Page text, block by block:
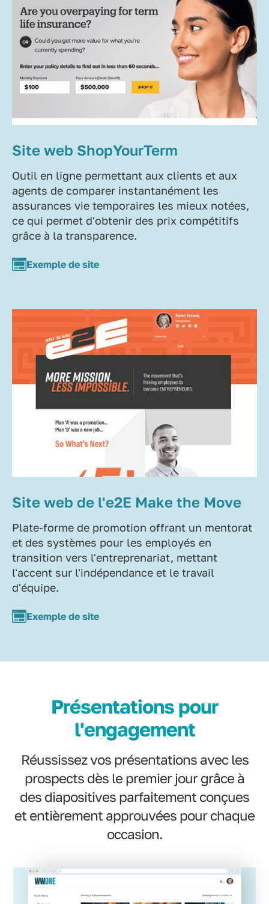
Site web ShopYourTerm
Outil en ligne permettant aux clients et aux
agents de comparer instantanément les
assurances vie temporaires les mieux notées,
ce qui permet d'obtenir des prix compétitifs
grâce à la transparence.
Exemple de site
Site web de l'e2E Make the Move
Plate-forme de promotion offrant un mentorat
et des systèmes pour les employés en
transition vers l'entreprenariat, mettant
l'accent sur l'indépendance et le travail
d'équipe.
Exemple de site
Présentations pour
l'engagement
Réussissez vos présentations avec les
prospects dès le premier jour grâce à
des diapositives parfaitement conçues
et entièrement approuvées pour chaque
occasion.